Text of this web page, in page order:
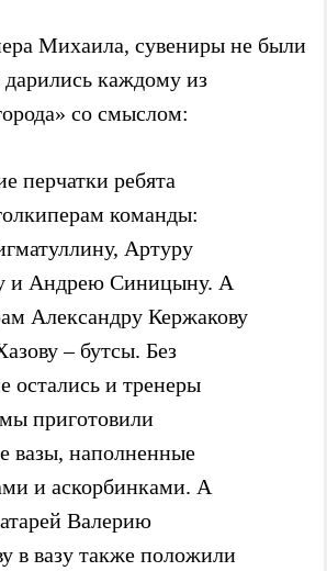
Михаила, сувениры не были
каждому из
со смыслом:
перчатки ребята
команды:
Артуру
и Андрею Синицыну. А
Александру Кержакову
– бутсы. Без
остались и тренеры
приготовили
вазы, наполненные
и аскорбинками. А
Валерию
в вазу также положили